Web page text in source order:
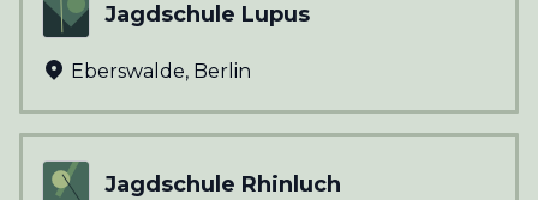
Jagdschule Lupus
Eberswalde, Berlin
Jagdschule Rhinluch